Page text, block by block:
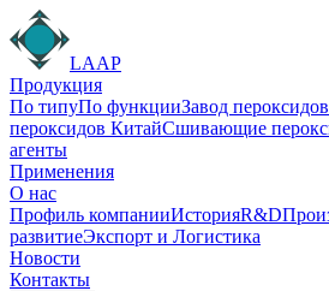
LAAP
Продукция
По типуПо функцииЗавод
пероксидов КитайСшивающие
агенты
Применения
О нас
Профиль компанииИсторияR&D
развитиеЭкспорт и Логистика
Новости
Контакты